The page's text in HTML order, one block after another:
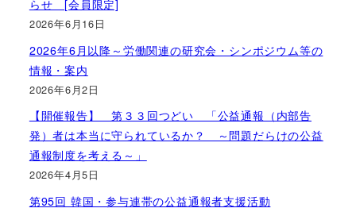
らせ [会員限定]
2026年6月16日
2026年6月以降～労働関連の研究会・シンポジウム等の
情報・案内
2026年6月2日
【開催報告】 第３３回つどい 「公益通報（内部告
発）者は本当に守られているか？ ～問題だらけの公益
通報制度を考える～」
2026年4月5日
第95回 韓国・参与連帯の公益通報者支援活動